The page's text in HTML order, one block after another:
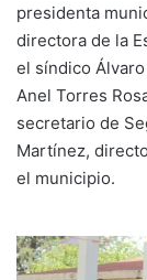
presidenta
directora de la
el síndico
Anel Torres
secretario de
Martínez,
el municipio.